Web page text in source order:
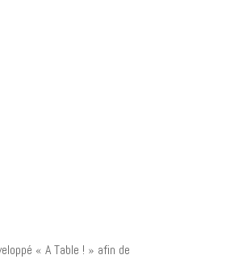
« A Table ! » afin de